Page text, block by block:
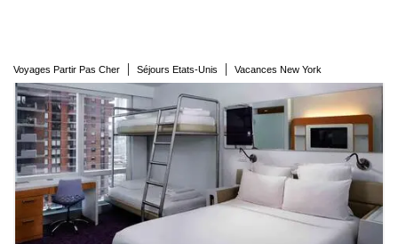
Voyages Partir Pas Cher | Séjours Etats-Unis | Vacances New York